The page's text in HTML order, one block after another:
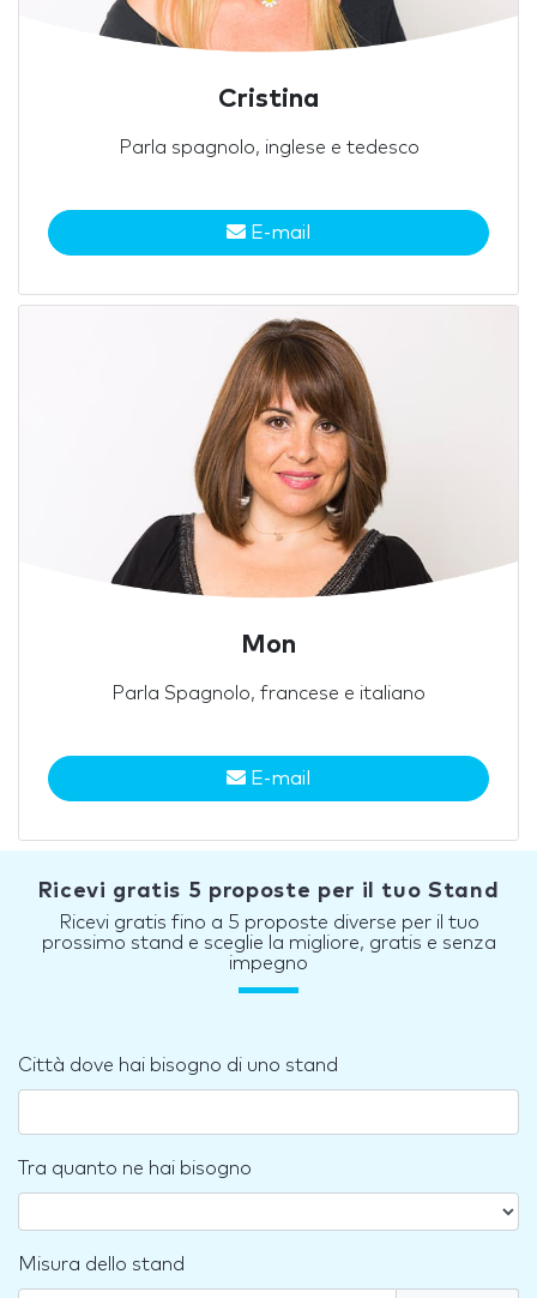
Cristina
Parla spagnolo, inglese e tedesco
E-mail
Mon
Parla Spagnolo, francese e italiano
E-mail
Ricevi gratis 5 proposte per il tuo Stand
Ricevi gratis fino a 5 proposte diverse per il tuo
prossimo stand e sceglie la migliore, gratis e senza
impegno
Città dove hai bisogno di uno stand
Tra quanto ne hai bisogno
Misura dello stand